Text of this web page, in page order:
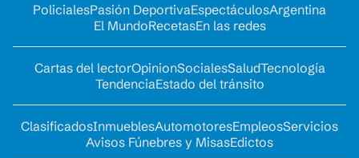
PolicialesPasión DeportivaEspectáculosArgentina
El MundoRecetasEn las redes
Cartas del lectorOpinionSocialesSaludTecnología
TendenciaEstado del tránsito
ClasificadosInmueblesAutomotoresEmpleosServicios
Avisos Fúnebres y MisasEdictos